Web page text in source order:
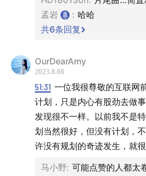
关于有知有行
式学习投资，下场实操。凭借
知有行在初创阶段已与一大
望成为一家财富管理公司，
能让大家在有知有行安心交易
店搜索「有知有行」下载有知
关于投资第一课
孟岩
: 哈哈
共6条回复
OurDearAmy
2023.8.08
51:31 一位我很尊敬的互联网
计划，只是内心有股劲去做
发现很不一样。以前我不是
划当然很好，但没有计划，
许没有规划的奇迹发生，就很
马小野: 可能点赞的人都太